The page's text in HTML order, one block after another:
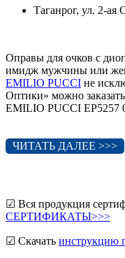
Таганрог, ул. 2-ая
Оправы для очков с
имидж мужчины или
EMILIO PUCCI не
Оптики» можно
EMILIO PUCCI EP5257
ЧИТАТЬ ДАЛЕЕ >>>
☑ Вся продукция
СЕРТИФИКАТЫ>>>
☑ Скачать инструкцию